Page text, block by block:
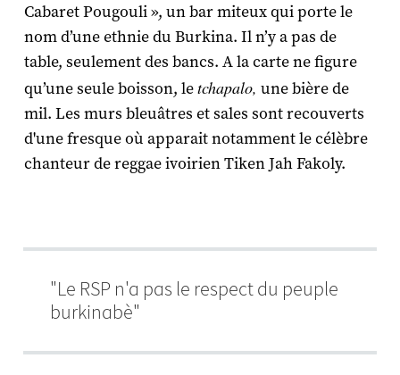
Cabaret Pougouli », un bar miteux qui porte le
nom d’une ethnie du Burkina. Il n’y a pas de
table, seulement des bancs. A la carte ne figure
qu’une seule boisson, letchapalo, une bière de
mil. Les murs bleuâtres et sales sont recouverts
d'une fresque où apparait notamment le célèbre
chanteur de reggae ivoirien Tiken Jah Fakoly.
"Le RSP n'a pas le respect du peuple
burkinabè"